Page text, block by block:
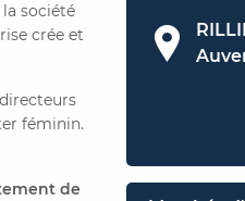
société
crée et
féminin.
de